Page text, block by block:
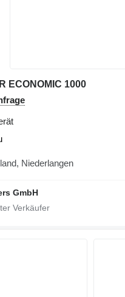
ECONOMIC 1000
Niederlangen
GmbH